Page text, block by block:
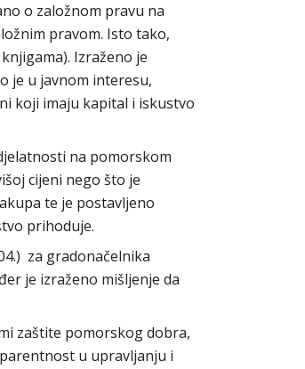
o založnom pravu na
pravom. Isto tako,
Izraženo je
je u javnom interesu,
koji imaju kapital i iskustvo
na pomorskom
cijeni nego što je
te je postavljeno
prihoduje.
za gradonačelnika
je izraženo mišljenje da
zaštite pomorskog dobra,
u upravljanju i